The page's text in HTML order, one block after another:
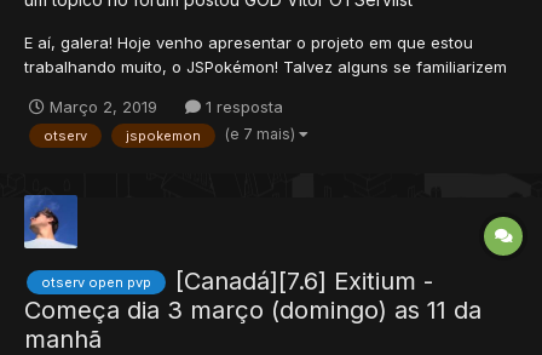
E aí, galera! Hoje venho apresentar o projeto em que estou
trabalhando muito, o JSPokémon! Talvez alguns se familiarizem
fazia parte da administração, mas sem total controle. Agora
estou de volta com o projeto, e com u...
Março 2, 2019 1 resposta
otserv jspokemon (e 7 mais)
otserv open pvp
[Canadá][7.6] Exitium -
Começa dia 3 março (domingo) as 11 da
manhã